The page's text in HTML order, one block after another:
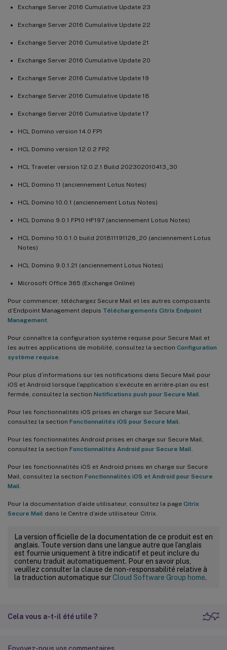
Exchange Server 2016 Cumulative Update 23
Exchange Server 2016 Cumulative Update 22
Exchange Server 2016 Cumulative Update 21
Exchange Server 2016 Cumulative Update 20
Exchange Server 2016 Cumulative Update 19
Exchange Server 2016 Cumulative Update 18
Exchange Server 2016 Cumulative Update 17
HCL Domino version 14.0 FP1
HCL Domino version 12.0.2 FP2
HCL Traveler version 12.0.2.1 Build 202302010413_30
HCL Domino 11 (anciennement Lotus Notes)
HCL Domino 10.0.1 (anciennement Lotus Notes)
HCL Domino 9.0.1 FP10 HF197 (anciennement Lotus Notes)
HCL Domino 10.0.1.0 build 201811191126_20 (anciennement Lotus
Notes)
HCL Domino 9.0.1.21 (anciennement Lotus Notes)
Microsoft Office 365 (Exchange Online)
Pour commencer, téléchargez Secure Mail et les autres composants
d’Endpoint Management depuis Téléchargements Citrix Endpoint
Management
Pour connaître la configuration système requise pour Secure Mail et
les autres applications de mobilité, consultez la section Configuration
système requise
Pour plus d’informations sur les notifications dans Secure Mail pour
iOS et Android lorsque l’application s’exécute en arrière-plan ou est
fermée, consultez la section Notifications push pour Secure Mail
Pour les fonctionnalités iOS prises en charge sur Secure Mail,
consultez la section Fonctionnalités iOS pour Secure Mail
Pour les fonctionnalités Android prises en charge sur Secure Mail,
consultez la section Fonctionnalités Android pour Secure Mail
Pour les fonctionnalités iOS et Android prises en charge sur Secure
Mail, consultez la section Fonctionnalités iOS et Android pour Secure
Mail
Pour la documentation d’aide utilisateur, consultez la page Citrix
Secure Mail dans le Centre d’aide utilisateur Citrix.
La version officielle de la documentation de ce produit est en
anglais. Toute version dans une langue autre que l’anglais
est fournie uniquement à titre indicatif et peut inclure du
contenu traduit automatiquement. Pour en savoir plus,
veuillez consulter la clause de non-responsabilité relative à
la traduction automatique surCloud Software Group home.
Cela vous a-t-il été utile ?
Envoyez-nous vos commentaires